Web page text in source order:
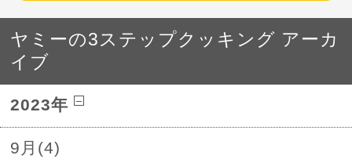
ヤミーの3ステップクッキング アーカ
イブ
2023年
9月(4)